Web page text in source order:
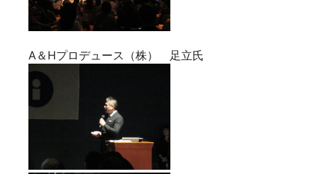
A＆Hプロデュース（株） 足立氏